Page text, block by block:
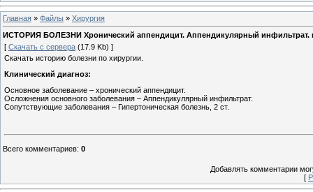
Главная » Файлы » Хирургия
ИСТОРИЯ БОЛЕЗНИ Хронический аппендицит. Аппендикулярный инфильтрат.
[ Скачать с сервера (17.9 Kb) ]
Скачать историю болезни по хирургии.
Клинический диагноз:
Основное заболевание – хронический аппендицит.
Осложнения основного заболевания – Аппендикулярный инфильтрат.
Сопутствующие заболевания – Гипертоническая болезнь, 2 ст.
Всего комментариев: 0
Добавлять комментарии
[